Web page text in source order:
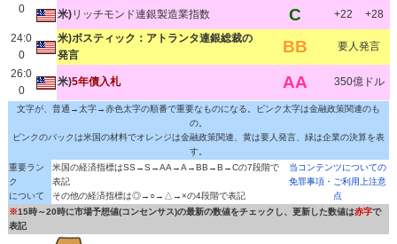
0
米)リッチモンド連銀製造業指数 C +22
+28
24:0
0
米)ボスティック：アトランタ連銀総裁の
発言
BB 要人発言
26:0
0
米)5年債入札 AA 350億ドル
文字が、普通→太字→赤色太字の順番で重要なものになる。ピンク太字は金融政策関連のも
の。
ピンクのバックは米国の材料でオレンジは金融政策関連、黄は要人発言、緑は企業の決算を表
す。
重要ラン
ク
について
米国の経済指標はSS→S→AA→A→BB→B→Cの7段階で
表記
その他の経済指標は◎→○→△→×の4段階で表記
当コンテンツについての
免罪事項・ご利用上注意
点
※15時～20時に市場予想値(コンセンサス)の最新の数値をチェックし、更新した数値は赤字で
表記